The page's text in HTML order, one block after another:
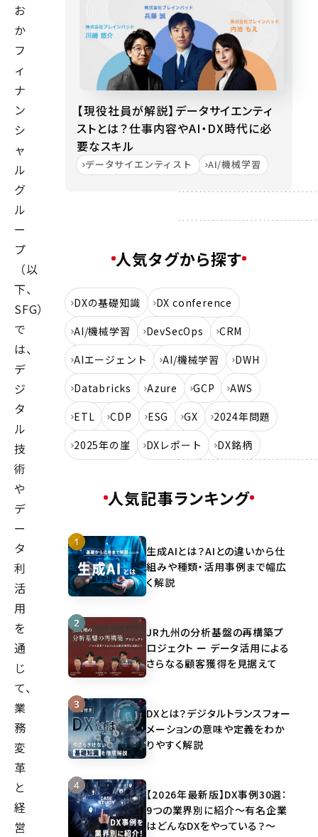
お
か
フ
ィ
ナ
ン
シ
ャ
ル
グ
ル
ー
プ
（以
下、
SFG）
で
は、
デ
ジ
タ
ル
技
術
や
デ
ー
タ
利
活
用
を
通
じ
て、
業
務
変
革
と
経
営
【現役社員が解説】データサイエンティ
ストとは？仕事内容やAI・DX時代に必
要なスキル
データサイエンティスト AI/機械学習
人気タグから探す
DXの基礎知識
DX conference
AI/機械学習
DevSecOps
CRM
AIエージェント
AI/機械学習
DWH
Databricks
Azure GCP
AWS
ETL
CDP ESG GX
2024年問題
2025年の崖
DXレポート DX銘柄
人気記事ランキング
生成AIとは？AIとの違いから仕
組みや種類・活用事例まで幅広
く解説
JR九州の分析基盤の再構築プ
ロジェクト ー データ活用による
さらなる顧客獲得を見据えて
DXとは？デジタルトランスフォー
メーションの意味や定義をわか
りやすく解説
【2026年最新版】DX事例30選：
9つの業界別に紹介～有名企業
はどんなDXをやっている？～